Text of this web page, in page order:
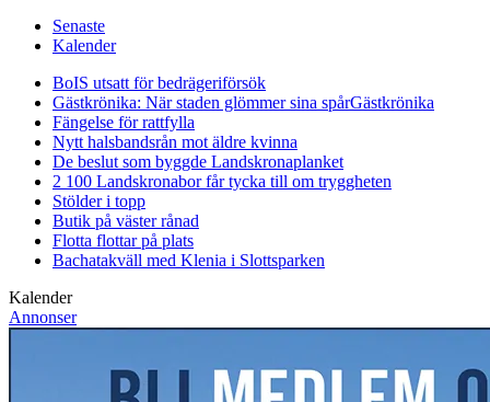
Senaste
Kalender
BoIS utsatt för bedrägeriförsök
Gästkrönika: När staden glömmer sina spårGästkrönika
Fängelse för rattfylla
Nytt halsbandsrån mot äldre kvinna
De beslut som byggde Landskronaplanket
2 100 Landskronabor får tycka till om tryggheten
Stölder i topp
Butik på väster rånad
Flotta flottar på plats
Bachatakväll med Klenia i Slottsparken
Kalender
Annonser